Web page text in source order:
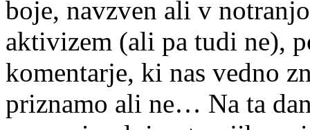
boje, navzven ali v
aktivizem (ali pa tudi ne),
komentarje, ki nas vedno
priznamo ali ne… Na ta